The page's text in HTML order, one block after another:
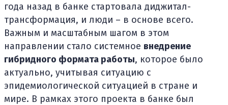
года назад в банке стартовала диджитал-
трансформация, и люди – в основе всего.
Важным и масштабным шагом в этом
направлении стало системное внедрение
гибридного формата работы, которое было
актуально, учитывая ситуацию с
эпидемиологической ситуацией в стране и
мире. В рамках этого проекта в банке был